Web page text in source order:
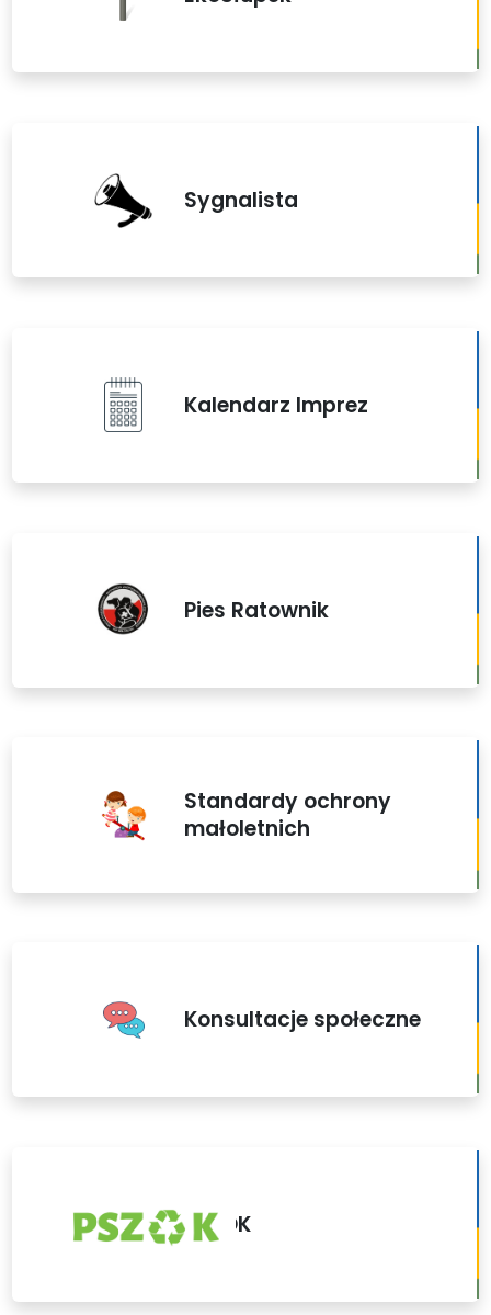
Sygnalista
Kalendarz Imprez
Pies Ratownik
Standardy ochrony
małoletnich
Konsultacje społeczne
PSZOK